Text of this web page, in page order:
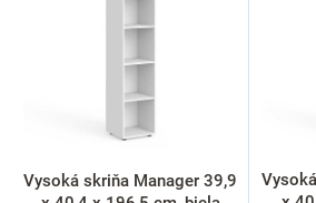
Vysoká skriňa Manager 39,9